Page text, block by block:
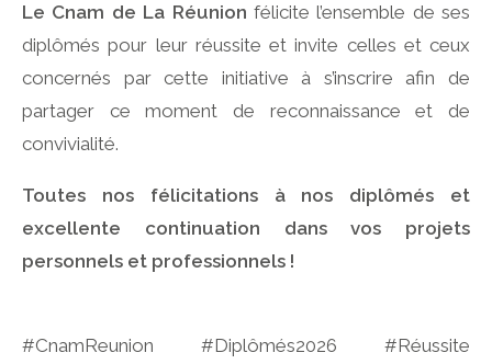
Le Cnam de La Réunion félicite l’ensemble de ses
diplômés pour leur réussite et invite celles et ceux
concernés par cette initiative à s’inscrire afin de
partager ce moment de reconnaissance et de
convivialité.
Toutes nos félicitations à nos diplômés et
excellente continuation dans vos projets
personnels et professionnels !
#CnamReunion #Diplômés2026 #Réussite